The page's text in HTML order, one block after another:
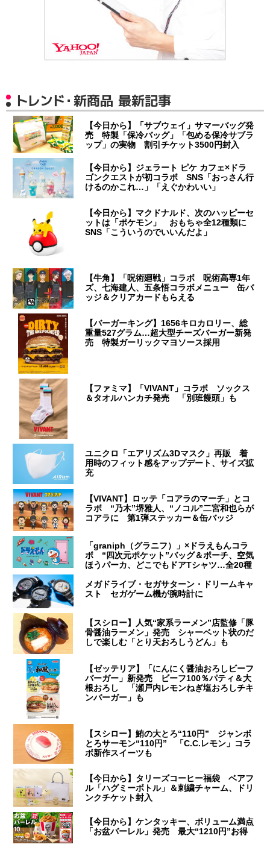
トレンド・新商品 最新記事
【今日から】「サブウェイ」サマーバッグ発
売 特製「保冷バッグ」「包める保冷サブラ
ップ」の実物 割引チケット3500円封入
【今日から】ジェラート ピケ カフェ×ドラ
ゴンクエストが初コラボ SNS「おっさん行
けるのかこれ…」「えぐかわいい」
【今日から】マクドナルド、次のハッピーセ
ットは「ポケモン」 おもちゃ全12種類に
SNS「こういうのでいいんだよ」
【牛角】「呪術廻戦」コラボ 呪術高専1年
ズ、七海建人、五条悟コラボメニュー 缶バ
ッジ＆クリアカードもらえる
【バーガーキング】1656キロカロリー、総
重量527グラム…超大型チーズバーガー新発
売 特製ガーリックマヨソース採用
【ファミマ】「VIVANT」コラボ ソックス
＆タオルハンカチ発売 「別班饅頭」も
ユニクロ「エアリズム3Dマスク」再販 着
用時のフィット感をアップデート、サイズ拡
充
【VIVANT】ロッテ「コアラのマーチ」とコ
ラボ “乃木”堺雅人、“ノコル”二宮和也らが
コアラに 第1弾ステッカー＆缶バッジ
「graniph（グラニフ）」×ドラえもんコラ
ボ “四次元ポケット”バッグ＆ポーチ、空気
ほうパーカ、どこでもドアTシャツ…全20種
メガドライブ・セガサターン・ドリームキャ
スト セガゲーム機が腕時計に
【スシロー】人気“家系ラーメン”店監修「豚
骨醤油ラーメン」発売 シャーベット状のだ
しで楽しむ「とり天おろしうどん」も
【ゼッテリア】「にんにく醤油おろしビーフ
バーガー」新発売 ビーフ100％パティ＆大
根おろし 「瀬戸内レモンねぎ塩おろしチキ
ンバーガー」も
【スシロー】鮪の大とろ“110円” ジャンボ
とろサーモン“110円” 「C.C.レモン」コラ
ボ新作スイーツも
【今日から】タリーズコーヒー福袋 ベアフ
ル「ハグミーボトル」＆刺繍チャーム、ドリ
ンクチケット封入
【今日から】ケンタッキー、ボリューム満点
「お盆バーレル」発売 最大“1210円”お得